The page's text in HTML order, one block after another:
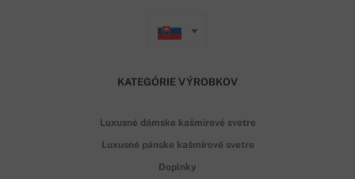
KATEGÓRIE VÝROBKOV
Luxusné dámske kašmírové svetre
Luxusné pánske kašmírové svetre
Doplnky